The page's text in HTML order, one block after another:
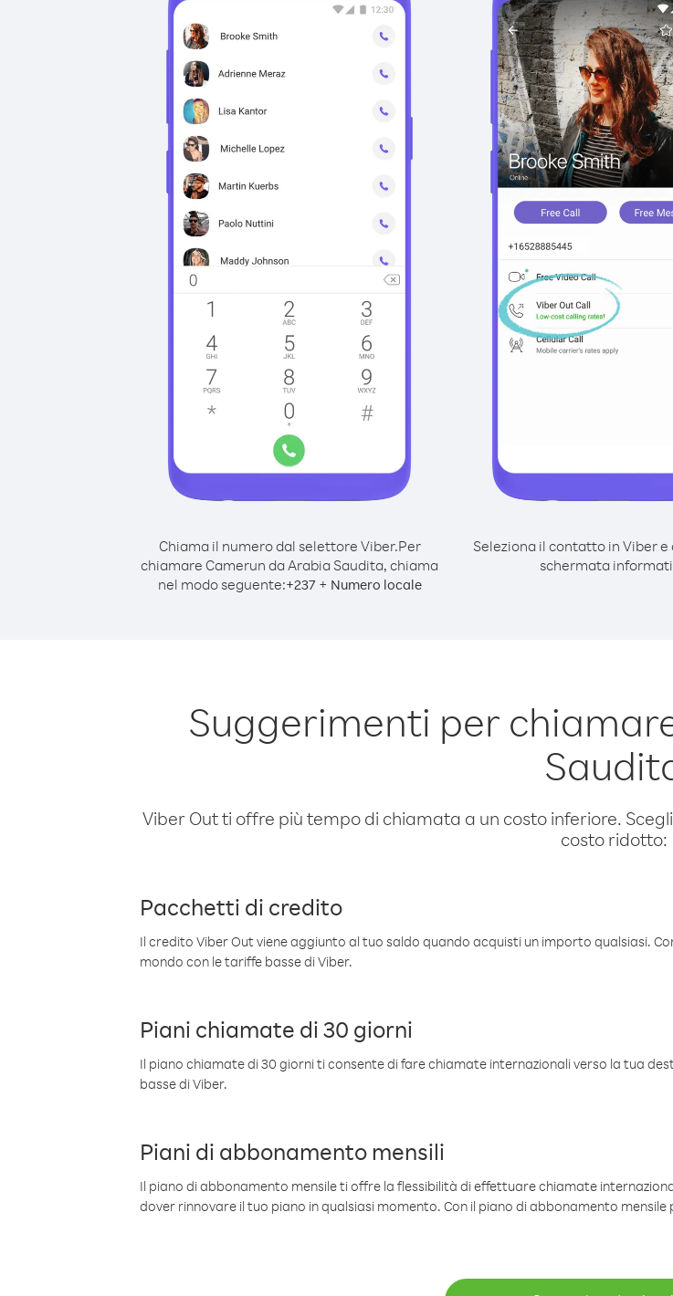
Chiama il numero dal selettore Viber.Per
chiamare Camerun da Arabia Saudita, chiama
nel modo seguente:+237+ Numero locale
Seleziona il contatto in Viber
schermata
Suggerimenti per
Viber Out ti offre più tempo di chiamata a un costo inferiore.
costo ridotto:
Pacchetti di credito
Il credito Viber Out viene aggiunto al tuo saldo quando acquisti un importo qualsiasi.
mondo con le tariffe basse di Viber.
Piani chiamate di 30 giorni
Il piano chiamate di 30 giorni ti consente di fare chiamate internazionali verso la tua
basse di Viber.
Piani di abbonamento mensili
Il piano di abbonamento mensile ti offre la flessibilità di effettuare chiamate
dover rinnovare il tuo piano in qualsiasi momento. Con il piano di abbonamento